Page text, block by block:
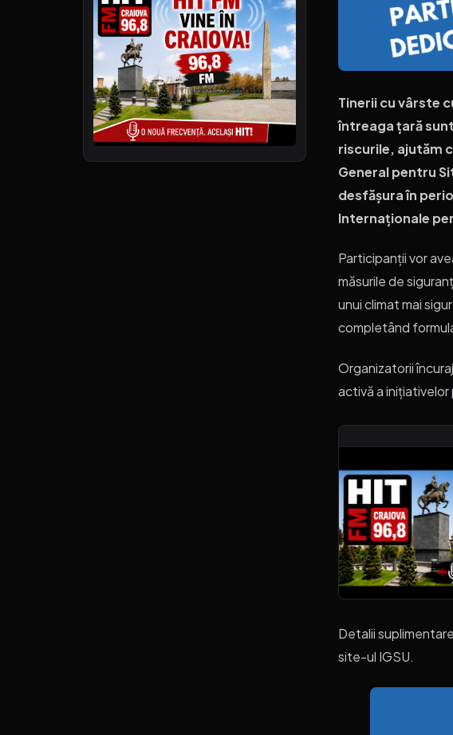
Tinerii cu vârste
întreaga țară
riscurile, ajutăm
General pentru
desfășura în
Internaționale
Participanții vor
măsurile de
unui climat mai
completând
Organizatorii
activă a inițiativelor
Detalii
site-ul IGSU.